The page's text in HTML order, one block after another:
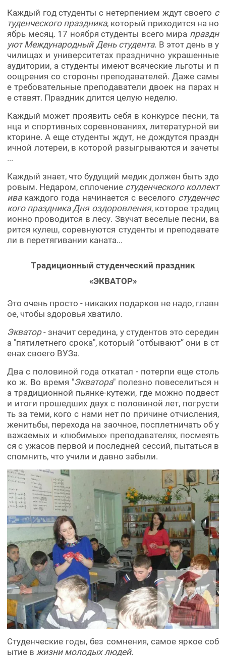
Каждый год студенты с нетерпением ждут своего с
туденческого праздника, который приходится на но
ябрь месяц. 17 ноября студенты всего мира праздн
уют Международный День студента. В этот день в у
чилищах и университетах празднично украшенные
аудитории, а студенты имеют всяческие льготы и п
оощрения со стороны преподавателей. Даже самы
е требовательные преподаватели двоек на парах н
е ставят. Праздник длится целую неделю.
Каждый может проявить себя в конкурсе песни, та
нца и спортивных соревнованиях, литературной ви
кторине. А еще студенты ждут, не дождутся праздн
ичной лотереи, в которой разыгрываются и зачеты
...
Каждый знает, что будущий медик должен быть здо
ровым. Недаром, сплочение студенческого коллект
ивакаждого года начинается с веселого студенчес
кого праздника Дня оздоровления, которое традиц
ионно проводится в лесу. Звучат веселые песни, ва
рится кулеш, соревнуются студенты и преподавате
ли в перетягивании каната...
Традиционный студенческий праздник
«ЭКВАТОР»
Это очень просто - никаких подарков не надо, главн
ое, чтобы здоровья хватило.
Экватор- значит середина, у студентов это середин
а "пятилетнего срока", который “отбывают” они в ст
енах своего ВУЗа.
Два с половиной года откатал - потерпи еще столь
ко ж. Во время "Экватора" полезно повеселиться н
а традиционной пьянке-кутежи, где можно подвест
и итоги прошедших двух с половиной лет, погрусти
ть за теми, кого с нами нет по причине отчисления,
женитьбы, перехода на заочное, посплетничать об у
важаемых и «любимых» преподавателях, посмеять
ся с ужасов первой и последней сессий, пытаться в
спомнить, что учили и давно забыли.
Студенческие годы, без сомнения, самое яркое соб
ытие в жизни молодых людей.